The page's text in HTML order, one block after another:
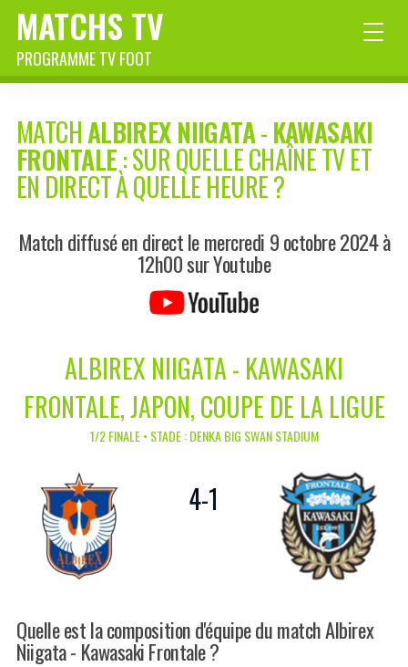
MATCHS TV
PROGRAMME TV FOOT
MATCHALBIREX NIIGATA-KAWASAKI
FRONTALE: SUR QUELLE CHAÎNE TV ET
EN DIRECT À QUELLE HEURE ?
Match diffusé en direct le mercredi 9 octobre 2024 à
12h00 sur Youtube
ALBIREX NIIGATA - KAWASAKI
FRONTALE, JAPON, COUPE DE LA LIGUE
1/2 FINALE • STADE : DENKA BIG SWAN STADIUM
4-1
Quelle est la composition d'équipe du match Albirex
Niigata - Kawasaki Frontale ?